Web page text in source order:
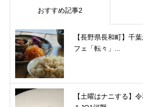
おすすめ記事2
【長野県長和町】千
フェ「転々」...
【土曜はナニする】